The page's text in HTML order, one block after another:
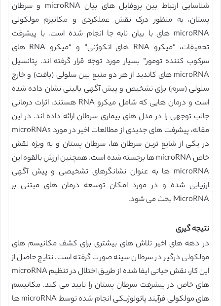
شناسایی ارتباط بین پروفایل های بیان microRNA و سرطان
پستان، به منظور درک نقش عملکردی و مکانیزم مولکولی
microRNA های با بیان نابه جا انجام شده است. با پیشرفت
تحقیقات، “میکرو RNA های انکوژنی” و “میکرو RNA های
سرکوب کننده تومور” بسیار مورد توجه قرار گرفته اند. پتانسیل
microRNA های کاندید از هر دو منبع بین سلولی (بافت) و خارج
سلولی (سرم) برای تشخیص و پیش آگهی بالینی نشان داده شده
است و درمان هایی که شامل میکرو RNA هستند، اثرات درمانی
جالب توجهی را در مدل های بیماری سرطان ارائه داده اند. در این
مقاله، پیشرفت های جدیدی از مطالعات اخیر در مورد microRNAs
در یکی از شایع ترین سرطان ها، سرطان پستان و به ویژه نقش
خاص microRNA ها برجسته شده است. همچنین ارزش بالقوه این
microRNA ها به عنوان نشانگرهای تشخیصی و پیش آگهی
ارزیابی شده و در مورد امکان توسعه درمان های مبتنی بر
MicroRNA بحث می شود.
نتیجه گیری
در دهه های اخیر تلاش های بیشتری برای کشف مکانیسم های
مولکولی درگیر در سرطان سینه صورت گرفته است. نتایج حاصل از
این کار، نقش حیاتی ایفا شده از طریق اختلال در تنظیم microRNA
های خاص در پیشرفت سرطان پستان را تایید می کند. مکانیسم
های مولکولی فرآیند پاتولوژیکی انجام شده توسط microRNA ها